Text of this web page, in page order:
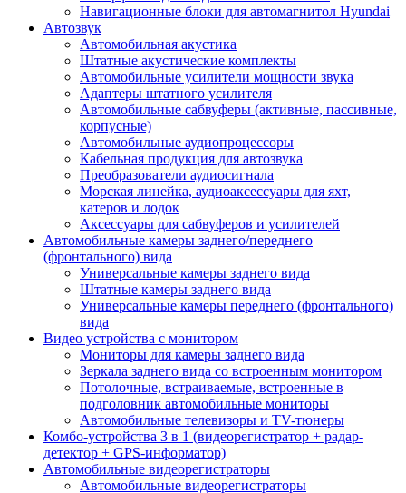
Навигационные блоки для автомагнитол Hyundai
Автозвук
Автомобильная акустика
Штатные акустические комплекты
Автомобильные усилители мощности звука
Адаптеры штатного усилителя
Автомобильные сабвуферы (активные, пассивные,
корпусные)
Автомобильные аудиопроцессоры
Кабельная продукция для автозвука
Преобразователи аудиосигнала
Морская линейка, аудиоаксессуары для яхт,
катеров и лодок
Аксессуары для сабвуферов и усилителей
Автомобильные камеры заднего/переднего
(фронтального) вида
Универсальные камеры заднего вида
Штатные камеры заднего вида
Универсальные камеры переднего (фронтального)
вида
Видео устройства c монитором
Мониторы для камеры заднего вида
Зеркала заднего вида со встроенным монитором
Потолочные, встраиваемые, встроенные в
подголовник автомобильные мониторы
Автомобильные телевизоры и TV-тюнеры
Комбо-устройства 3 в 1 (видеорегистратор + радар-
детектор + GPS-информатор)
Автомобильные видеорегистраторы
Автомобильные видеорегистраторы